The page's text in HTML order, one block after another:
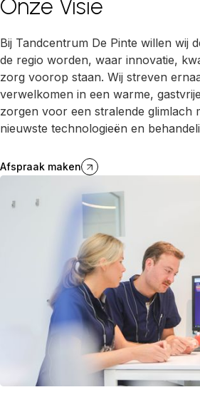
Onze Visie
Bij Tandcentrum De Pinte willen wij
de regio worden, waar innovatie,
zorg voorop staan. Wij streven
verwelkomen in een warme,
zorgen voor een stralende glimlach
nieuwste technologieën en
Afspraak maken